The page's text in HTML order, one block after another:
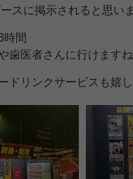
スに掲示されると思い
時間
歯医者さんに行けますね
ドリンクサービスも嬉し